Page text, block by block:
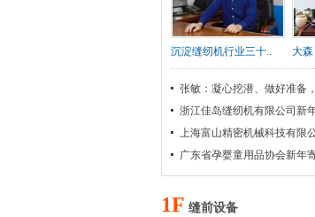
沉淀缝纫机行业三十.. 大森
张敏：凝心挖潜、做好准备
浙江佳岛缝纫机有限公司新
上海富山精密机械科技有限
广东省孕婴童用品协会新年
1F 缝前设备